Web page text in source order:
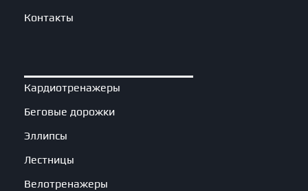
Контакты
Кардиотренажеры
Беговые дорожки
Эллипсы
Лестницы
Велотренажеры